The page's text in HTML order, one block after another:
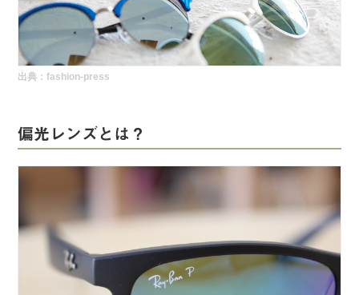
出典：fashion-press
偏光レンズとは？